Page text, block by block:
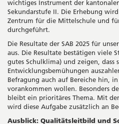
wichtiges Instrument der
Sekundarstufe II. Die Erhebung
Zentrum für die Mittelschule und
durchgeführt.
Die Resultate der SAB 2025 für
aus. Die Resultate bestätigen viele
gutes Schulklima) und zeigen, dass
Entwicklungsbemühungen
Befragung auch auf Bereiche hin,
vorankommen wollen. Besonders
bleibt ein prioritäres Thema. Mit
wird diese Aufgabe zusätzlich an
Ausblick: Qualitätsleitbild und